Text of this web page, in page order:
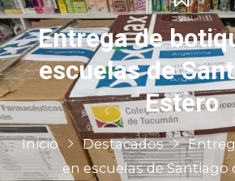
Entrega de
escuelas de
Estero
Inicio Destacados
en escuelas de Santiago